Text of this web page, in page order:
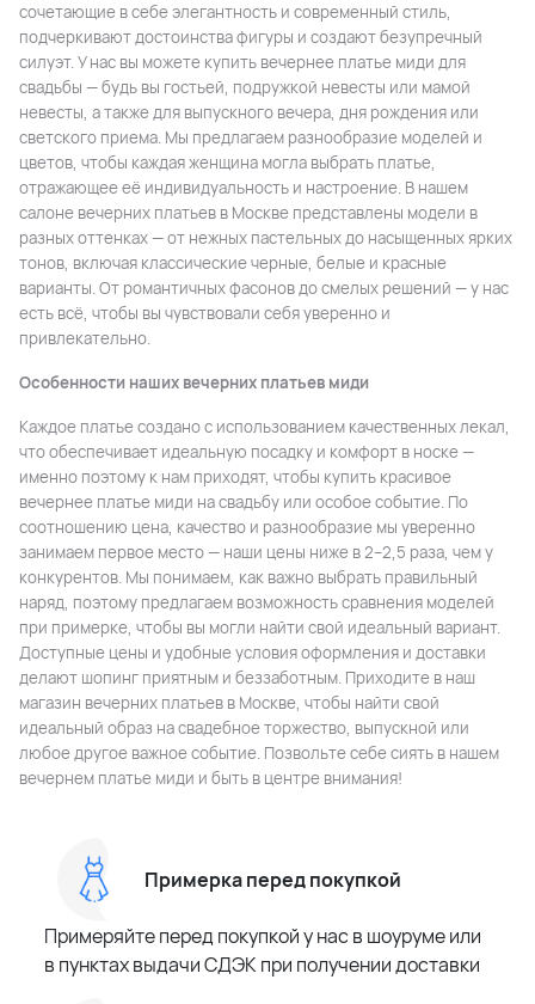
сочетающие в себе элегантность и современный стиль,
подчеркивают достоинства фигуры и создают безупречный
силуэт. У нас вы можете купить вечернее платье миди для
свадьбы — будь вы гостьей, подружкой невесты или мамой
невесты, а также для выпускного вечера, дня рождения или
светского приема. Мы предлагаем разнообразие моделей и
цветов, чтобы каждая женщина могла выбрать платье,
отражающее её индивидуальность и настроение. В нашем
салоне вечерних платьев в Москве представлены модели в
разных оттенках — от нежных пастельных до насыщенных ярких
тонов, включая классические черные, белые и красные
варианты. От романтичных фасонов до смелых решений — у нас
есть всё, чтобы вы чувствовали себя уверенно и
привлекательно.
Особенности наших вечерних платьев миди
Каждое платье создано с использованием качественных лекал,
что обеспечивает идеальную посадку и комфорт в носке —
именно поэтому к нам приходят, чтобы купить красивое
вечернее платье миди на свадьбу или особое событие. По
соотношению цена, качество и разнообразие мы уверенно
занимаем первое место — наши цены ниже в 2–2,5 раза, чем у
конкурентов. Мы понимаем, как важно выбрать правильный
наряд, поэтому предлагаем возможность сравнения моделей
при примерке, чтобы вы могли найти свой идеальный вариант.
Доступные цены и удобные условия оформления и доставки
делают шопинг приятным и беззаботным. Приходите в наш
магазин вечерних платьев в Москве, чтобы найти свой
идеальный образ на свадебное торжество, выпускной или
любое другое важное событие. Позвольте себе сиять в нашем
вечернем платье миди и быть в центре внимания!
Примерка перед покупкой
Примеряйте перед покупкой у нас в шоуруме или
в пунктах выдачи СДЭК при получении доставки